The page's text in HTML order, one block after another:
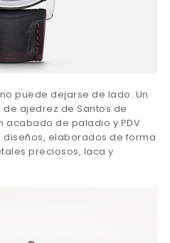
puede dejarse de lado. Un
ajedrez de Santos de
acabado de paladio y PDV
elaborados de forma
preciosos, laca y